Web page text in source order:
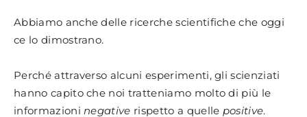
Abbiamo anche delle ricerche scientifiche che oggi
ce lo dimostrano.
Perché attraverso alcuni esperimenti, gli scienziati
hanno capito che noi tratteniamo molto di più le
informazioni negative rispetto a quelle positive.